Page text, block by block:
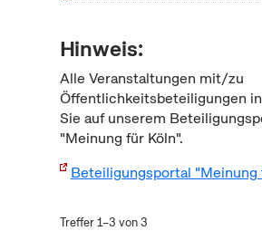
Hinweis:
Alle Veranstaltungen mit/zu
Öffentlichkeitsbeteiligungen
Sie auf unserem
"Meinung für Köln".
Beteiligungsportal "Meinung
Treffer 1–3 von 3